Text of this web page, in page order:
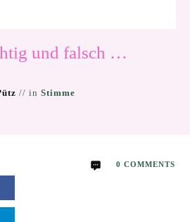
und falsch …
// in Stimme
0 COMMENTS